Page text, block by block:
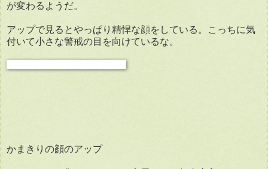
が変わるようだ。
アップで見るとやっぱり精悍な顔をしている。こっちに気
付いて小さな警戒の目を向けているな。
かまきりの顔のアップ